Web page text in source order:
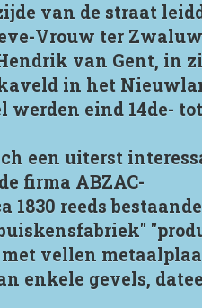
van de straat
Vrouw ter
van Gent, in
in het
eind 14de- tot
een uiterst
firma ABZAC-
1830 reeds bestaande
vellen
enkele gevels,